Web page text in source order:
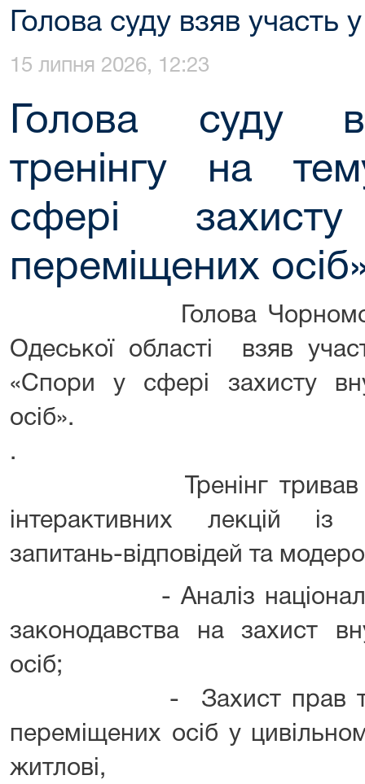
Голова суду взяв участь
15 липня 2026, 12:23
Голова суду
тренінгу на
сфері захисту
переміщених
Голова
Одеської області взяв
«Спори у сфері захисту
.
Тренінг тривав два
інтерактивних лекцій із
запитань-відповідей та
- Аналіз
законодавства на захист
осіб;
- Захист прав та
переміщених осіб у
житлові,